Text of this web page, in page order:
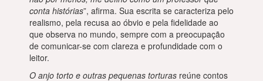
conta histórias”, afirma. Sua escrita se caracteriza pelo
realismo, pela recusa ao óbvio e pela fidelidade ao
que observa no mundo, sempre com a preocupação
de comunicar-se com clareza e profundidade com o
leitor.
O anjo torto e outras pequenas torturas reúne contos